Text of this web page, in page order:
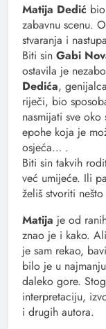
Matija Dedić
zabavnu scenu.
stvaranja i
Biti sin Gabi
ostavila je
Dedića,
riječi, bio
nasmijati sve
epohe koja je
osjeća… .
Biti sin takvih
već umijeće. Ili
želiš stvoriti
Matija je od
znao je i kako.
je sam rekao,
bilo je u
daleko gore.
interpretaciju,
i drugih autora.